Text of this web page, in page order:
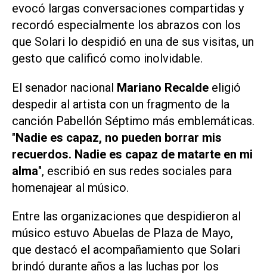
evocó largas conversaciones compartidas y
recordó especialmente los abrazos con los
que Solari lo despidió en una de sus visitas, un
gesto que calificó como inolvidable.
El senador nacional Mariano Recalde eligió
despedir al artista con un fragmento de la
canción Pabellón Séptimo más emblemáticas.
"Nadie es capaz, no pueden borrar mis
recuerdos. Nadie es capaz de matarte en mi
alma", escribió en sus redes sociales para
homenajear al músico.
Entre las organizaciones que despidieron al
músico estuvo Abuelas de Plaza de Mayo,
que destacó el acompañamiento que Solari
brindó durante años a las luchas por los